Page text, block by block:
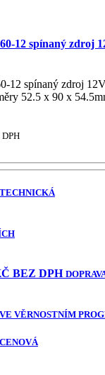
12 spínaný zdroj
12 spínaný zdroj
52.5 x 90 x
DPH
TECHNICKÁ
BEZ DPH
VE VĚRNOSTNÍM
CENOVÁ